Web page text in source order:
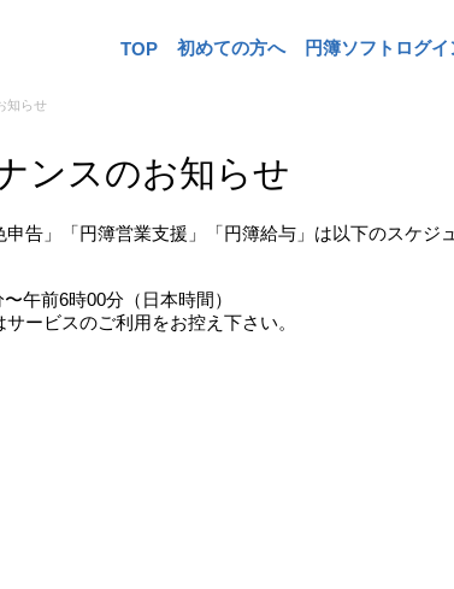
TOP 初めての方へ 円簿ソフトログイ
知らせ
ンスのお知らせ
申告」「円簿営業支援」「円簿給与」は以下のスケジ
午前6時00分（日本時間）
サービスのご利用をお控え下さい。